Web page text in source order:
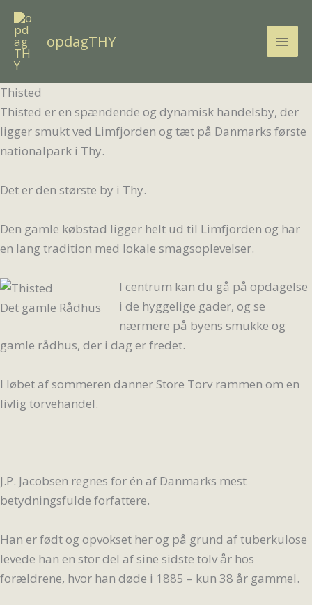
Gå
indholdetopdagTHY
Thisted
Thisted er en spændende og dynamisk handelsby, der
ligger smukt ved Limfjorden og tæt på Danmarks første
nationalpark i Thy.
Det er den største by i Thy.
Den gamle købstad ligger helt ud til Limfjorden og har
en lang tradition med lokale smagsoplevelser.
Det gamle Rådhus
I centrum kan du gå på opdagelse
i de hyggelige gader, og se
nærmere på byens smukke og
gamle rådhus, der i dag er fredet.
I løbet af sommeren danner Store Torv rammen om en
livlig torvehandel.
J.P. Jacobsen regnes for én af Danmarks mest
betydningsfulde forfattere.
Han er født og opvokset her og på grund af tuberkulose
levede han en stor del af sine sidste tolv år hos
forældrene, hvor han døde i 1885 – kun 38 år gammel.